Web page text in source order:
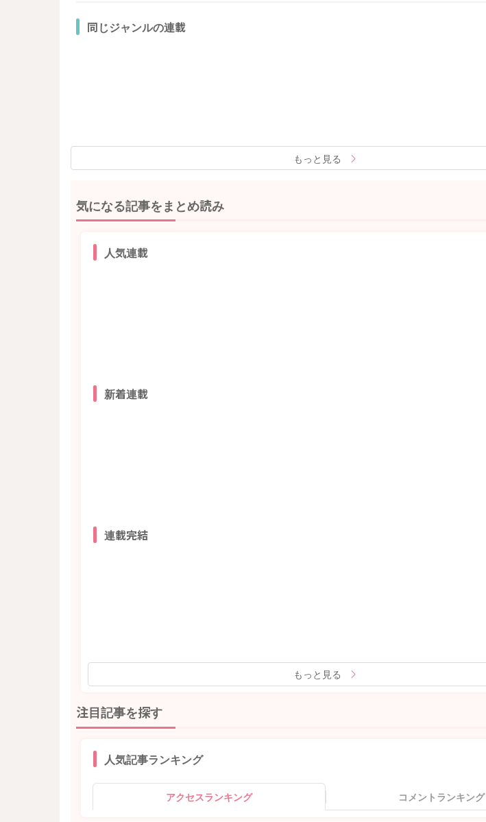
同じジャンルの連載
もっと見る
気になる記事をまとめ読み
人気連載
新着連載
連載完結
もっと見る
注目記事を探す
人気記事ランキング
アクセスランキング コメントランキング